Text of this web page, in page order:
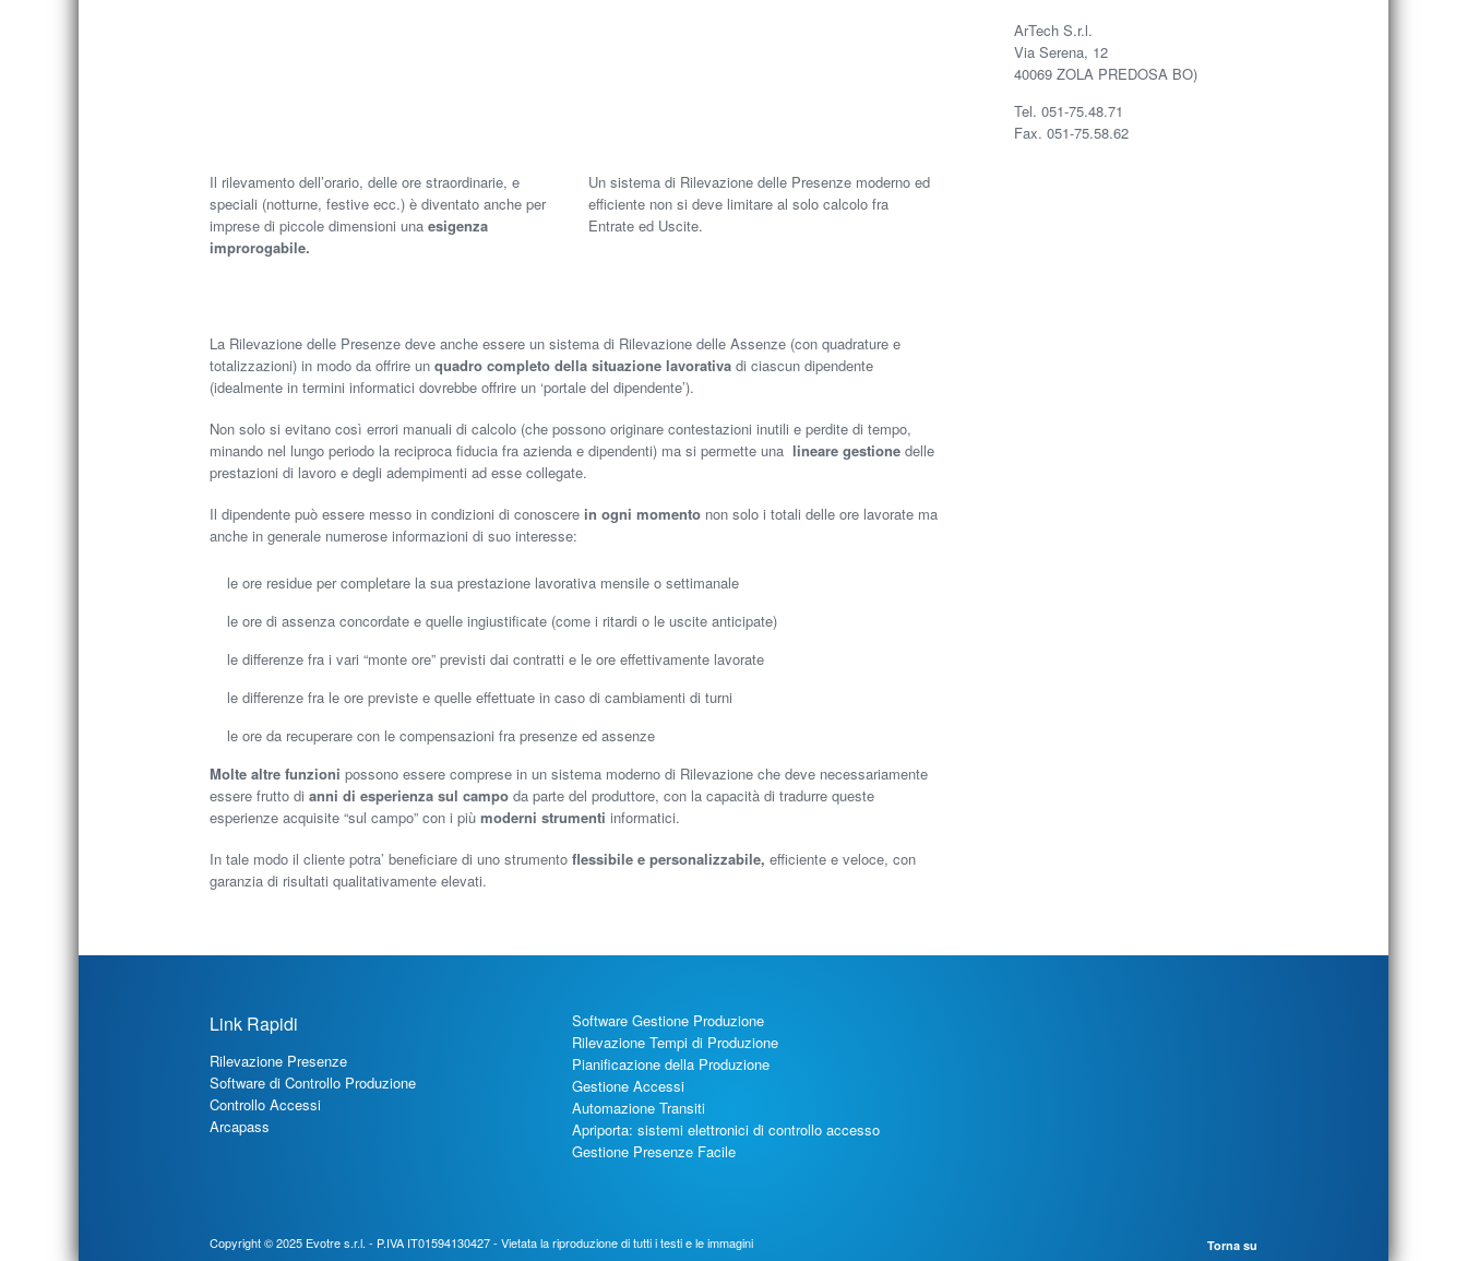
Il rilevamento dell’orario, delle ore straordinarie, e
speciali (notturne, festive ecc.) è diventato anche per
imprese di piccole dimensioni una esigenza
improrogabile.
Un sistema di Rilevazione delle Presenze moderno ed
efficiente non si deve limitare al solo calcolo fra
Entrate ed Uscite.
La Rilevazione delle Presenze deve anche essere un sistema di Rilevazione delle Assenze (con quadrature e
totalizzazioni) in modo da offrire un quadro completo della situazione lavorativa di ciascun dipendente
(idealmente in termini informatici dovrebbe offrire un ‘portale del dipendente’).
Non solo si evitano così errori manuali di calcolo (che possono originare contestazioni inutili e perdite di tempo,
minando nel lungo periodo la reciproca fiducia fra azienda e dipendenti) ma si permette una lineare gestione delle
prestazioni di lavoro e degli adempimenti ad esse collegate.
Il dipendente può essere messo in condizioni di conoscere in ogni momento non solo i totali delle ore lavorate ma
anche in generale numerose informazioni di suo interesse:
le ore residue per completare la sua prestazione lavorativa mensile o settimanale
le ore di assenza concordate e quelle ingiustificate (come i ritardi o le uscite anticipate)
le differenze fra i vari “monte ore” previsti dai contratti e le ore effettivamente lavorate
le differenze fra le ore previste e quelle effettuate in caso di cambiamenti di turni
le ore da recuperare con le compensazioni fra presenze ed assenze
Molte altre funzioni possono essere comprese in un sistema moderno di Rilevazione che deve necessariamente
essere frutto di anni di esperienza sul campo da parte del produttore, con la capacità di tradurre queste
esperienze acquisite “sul campo” con i più moderni strumenti informatici.
In tale modo il cliente potra’ beneficiare di uno strumento flessibile e personalizzabile, efficiente e veloce, con
garanzia di risultati qualitativamente elevati.
ArTech S.r.l.
Via Serena, 12
40069 ZOLA PREDOSA BO)
Tel. 051-75.48.71
Fax. 051-75.58.62
Link Rapidi
Rilevazione Presenze
Software di Controllo Produzione
Controllo Accessi
Arcapass
Software Gestione Produzione
Rilevazione Tempi di Produzione
Pianificazione della Produzione
Gestione Accessi
Automazione Transiti
Apriporta: sistemi elettronici di controllo accesso
Gestione Presenze Facile
Copyright © 2025 Evotre s.r.l. - P.IVA IT01594130427 - Vietata la riproduzione di tutti i testi e le immagini Torna su